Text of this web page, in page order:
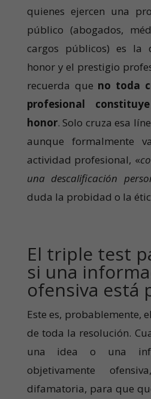
quienes ejercen una
público (abogados,
cargos públicos) es la
honor y el prestigio
recuerda que no toda
profesional
honor. Solo cruza esa
aunque formalmente
actividad profesional, «
una descalificación
duda la probidad o la
El triple test
si una
ofensiva está
Este es, probablemente,
de toda la resolución.
una idea o una
objetivamente
difamatoria, para que